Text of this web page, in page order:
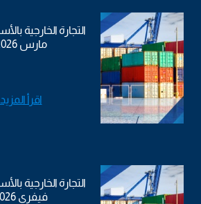
التجارة الخارجية
مارس 2026
اقرأ المزيد
التجارة الخارجية
فيفري 2026